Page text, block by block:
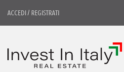
ACCEDI/ REGISTRATI